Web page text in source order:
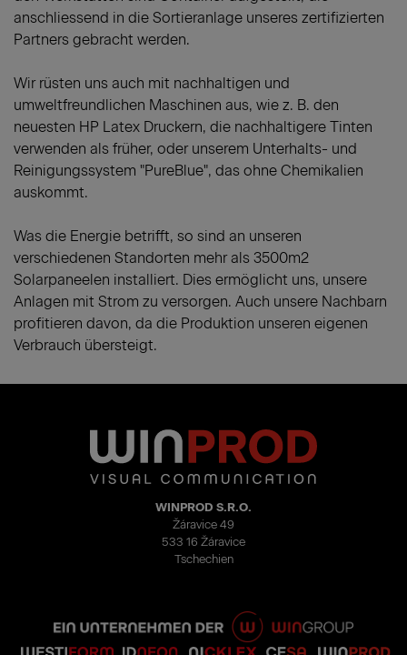
anschliessend in die Sortieranlage unseres zertifizierten
Partners gebracht werden.
Wir rüsten uns auch mit nachhaltigen und
umweltfreundlichen Maschinen aus, wie z. B. den
neuesten HP Latex Druckern, die nachhaltigere Tinten
verwenden als früher, oder unserem Unterhalts- und
Reinigungssystem "PureBlue", das ohne Chemikalien
auskommt.
Was die Energie betrifft, so sind an unseren
verschiedenen Standorten mehr als 3500m2
Solarpaneelen installiert. Dies ermöglicht uns, unsere
Anlagen mit Strom zu versorgen. Auch unsere Nachbarn
profitieren davon, da die Produktion unseren eigenen
Verbrauch übersteigt.
WINPROD S.R.O.
Žáravice 49
533 16 Žáravice
Tschechien